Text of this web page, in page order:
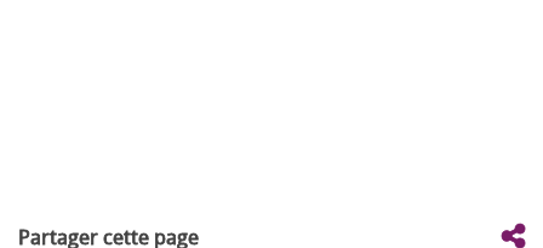
Partager cette page